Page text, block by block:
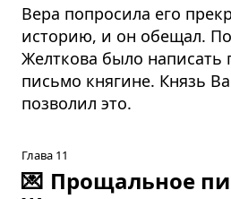
Вера попросила его
историю, и он обещал.
Желткова было написать
письмо княгине. Князь
позволил это.
Глава 11
💌 Прощальное